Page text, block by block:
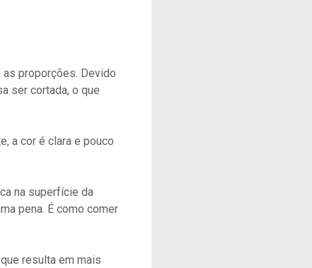
as proporções. Devido
ser cortada, o que
a cor é clara e pouco
na superfície da
pena. É como comer
resulta em mais